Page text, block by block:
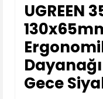
UGREEN
Gece